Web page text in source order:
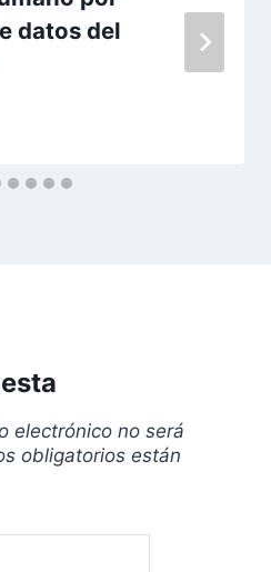
datos del
electrónico no será
obligatorios están